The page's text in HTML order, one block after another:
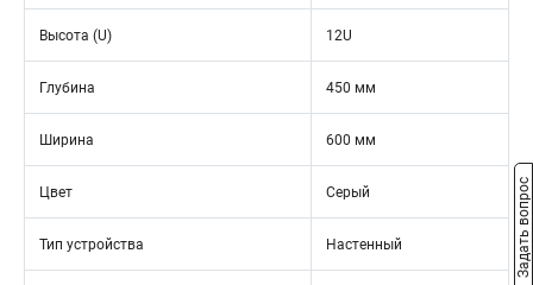
Высота (U) 12U
Глубина 450 мм
Ширина 600 мм
Цвет Серый
Тип устройства Настенный Задать вопрос